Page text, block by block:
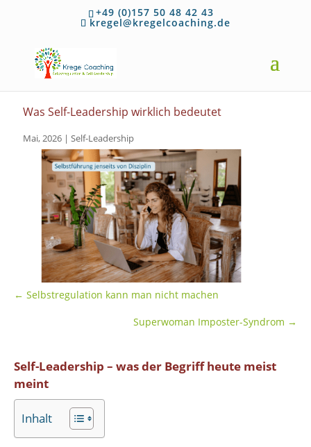
+49 (0)157 50 48 42 43
kregel@kregelcoaching.de
Was Self-Leadership wirklich bedeutet
Mai, 2026 | Self-Leadership
← Selbstregulation kann man nicht machen
Superwoman Imposter-Syndrom →
Self-Leadership – was der Begriff heute meist
meint
Inhalt